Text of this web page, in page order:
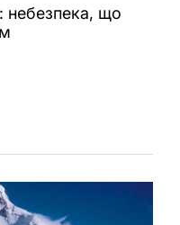
небезпека, що